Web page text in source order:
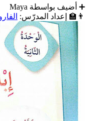
أضيف بواسطة Maya
إعداد المدرّس: الفاروق